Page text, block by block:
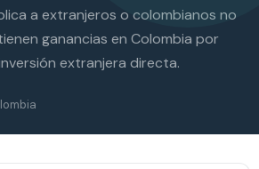
a extranjeros o colombianos no
ganancias en Colombia por
extranjera directa.